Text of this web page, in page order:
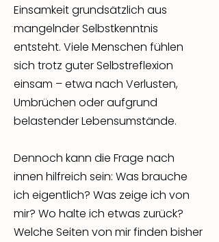
Einsamkeit grundsätzlich aus
mangelnder Selbstkenntnis
entsteht. Viele Menschen fühlen
sich trotz guter Selbstreflexion
einsam – etwa nach Verlusten,
Umbrüchen oder aufgrund
belastender Lebensumstände.
Dennoch kann die Frage nach
innen hilfreich sein: Was brauche
ich eigentlich? Was zeige ich von
mir? Wo halte ich etwas zurück?
Welche Seiten von mir finden bisher